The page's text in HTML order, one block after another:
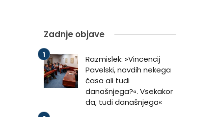
Zadnje objave
Razmislek: »Vincencij
Pavelski, navdih nekega
časa ali tudi
današnjega?«. Vsekakor
da, tudi današnjega«